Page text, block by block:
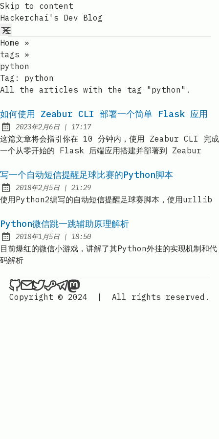
Skip to content
Hackerchai's Dev Blog
Home
»
tags »
python
Tag: python
All the articles with the tag "python".
如何使用 Zeabur CLI 部署一个简单 Flask 应用
Published:
2023年2月6日 | at
17:17
这篇文章将会指引你在 10 分钟内，使用 Zeabur CLI 完成
一个从零开始的 Flask 后端应用搭建并部署到 Zeabur
写一个自动短信提醒足球比赛的Python脚本
Published:
2018年2月5日 | at
21:29
使用Python2编写的自动短信提醒足球赛脚本，使用urllib
Python微信跳一跳辅助原理解析
Published:
2018年1月5日 | at
18:50
目前爆红的微信小游戏，讲解了其Python外挂的实现机制和代
码解析
Hackerchai's Dev Blog on Github
Send an email to Hackerchai's Dev Blog
Hackerchai's Dev Blog on Twitter
Hackerchai's Dev Blog on Steam
Hackerchai's Dev Blog on
Hackerchai's Dev Blog on
Copyright © 2024
| All rights reserved.